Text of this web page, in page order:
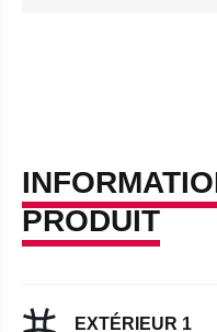
PRODUIT
EXTÉRIEUR 1